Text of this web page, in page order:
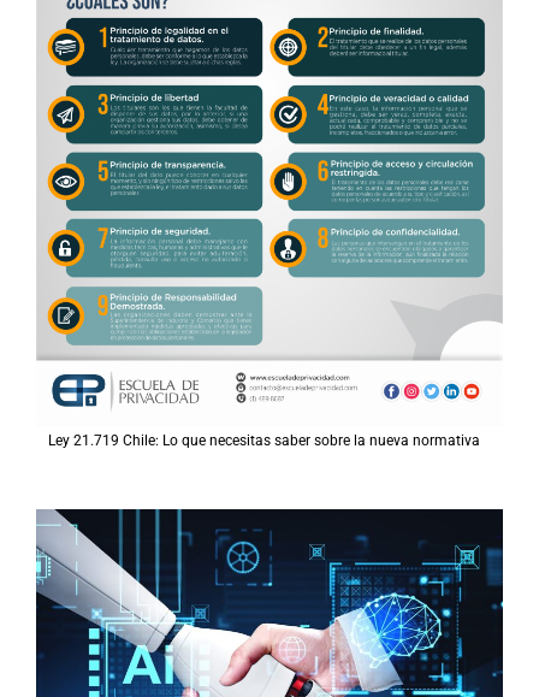
Ley 21.719 Chile: Lo que necesitas saber sobre la nueva normativa